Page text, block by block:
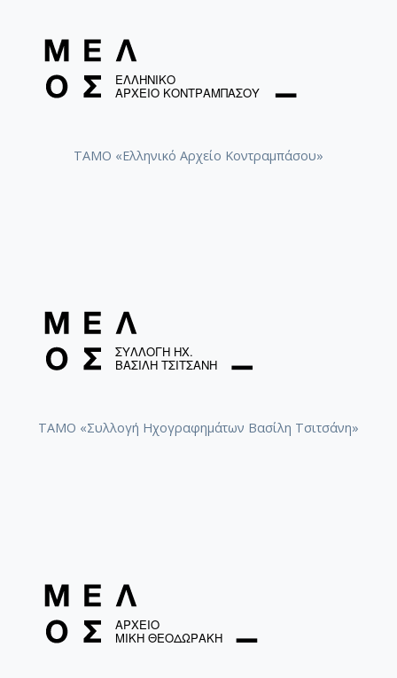
ΤΑΜΟ «Ελληνικό Αρχείο Κοντραμπάσου»
ΤΑΜΟ «Συλλογή Ηχογραφημάτων Βασίλη Τσιτσάνη»